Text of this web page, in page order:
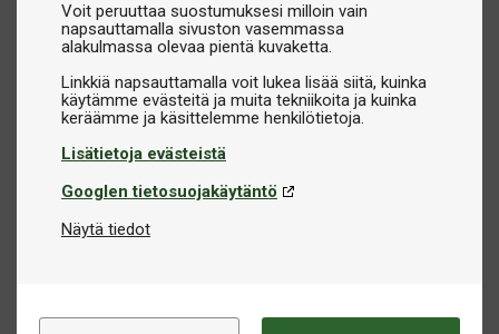
Voit peruuttaa suostumuksesi milloin vain
napsauttamalla sivuston vasemmassa
alakulmassa olevaa pientä kuvaketta.
Linkkiä napsauttamalla voit lukea lisää siitä, kuinka
käytämme evästeitä ja muita tekniikoita ja kuinka
Lisätietoja evästeistä
Googlen tietosuojakäytäntö
Näytä tiedot